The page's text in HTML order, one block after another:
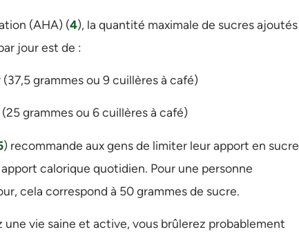
(AHA) (4), la quantité maximale de sucres ajoutés
jour est de :
grammes ou 9 cuillères à café)
grammes ou 6 cuillères à café)
) recommande aux gens de limiter leur apport en sucre
calorique quotidien. Pour une personne
cela correspond à 50 grammes de sucre.
une vie saine et active, vous brûlerez probablement